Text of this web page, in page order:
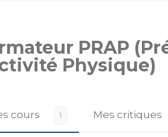
PRAP
Physique)
cours 1 Mes critiques